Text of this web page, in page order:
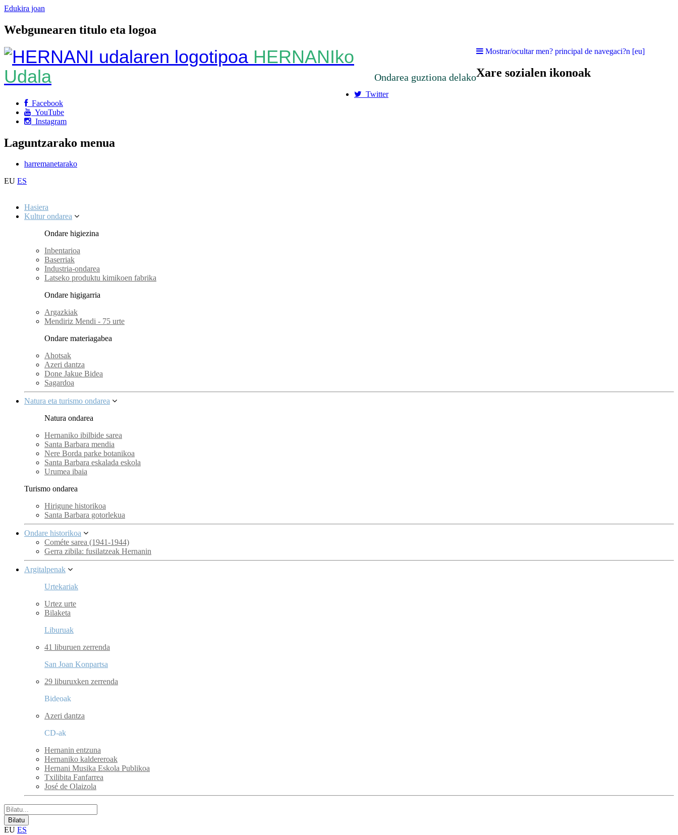
Edukira joan
Webgunearen titulo eta logoa
HERNANIko
Udala
Ondarea guztiona delako
Mostrar/ocultar men? principal de navegaci?n [eu]
Xare sozialen ikonoak
Twitter
Facebook
YouTube
Instagram
Laguntzarako menua
harremanetarako
EU ES
Hasiera
Kultur ondarea
Ondare higiezina
Inbentarioa
Baserriak
Industria-ondarea
Latseko produktu kimikoen fabrika
Ondare higigarria
Argazkiak
Mendiriz Mendi - 75 urte
Ondare materiagabea
Ahotsak
Azeri dantza
Done Jakue Bidea
Sagardoa
Natura eta turismo ondarea
Natura ondarea
Hernaniko ibilbide sarea
Santa Barbara mendia
Nere Borda parke botanikoa
Santa Barbara eskalada eskola
Urumea ibaia
Turismo ondarea
Hirigune historikoa
Santa Barbara gotorlekua
Ondare historikoa
Cométe sarea (1941-1944)
Gerra zibila: fusilatzeak Hernanin
Argitalpenak
Urtekariak
Urtez urte
Bilaketa
Liburuak
41 liburuen zerrenda
San Joan Konpartsa
29 liburuxken zerrenda
Bideoak
Azeri dantza
CD-ak
Hernanin entzuna
Hernaniko kaldereroak
Hernani Musika Eskola Publikoa
Txilibita Fanfarrea
José de Olaizola
EU ES